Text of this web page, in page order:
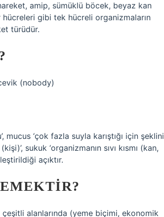
amip, sümüklü böcek, beyaz kan
gibi tek hücreli organizmaların
türüdür.
(nobody)
mucus ‘çok fazla suyla karıştığı için şeklini
sukuk ‘organizmanın sıvı kısmı (kan,
açıktır.
çeşitli alanlarında (yeme biçimi, ekonomik